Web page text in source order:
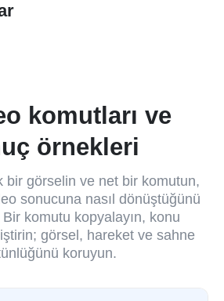
komutları ve
örnekleri
bir görselin ve net bir komutun,
sonucuna nasıl dönüştüğünü
komutu kopyalayın, konu
görsel, hareket ve sahne
koruyun.